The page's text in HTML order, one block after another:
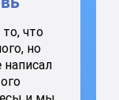
что
но